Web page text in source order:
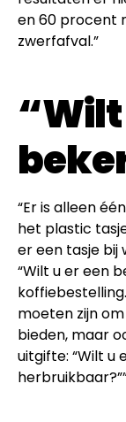
en 60 procent
zwerfafval.”
“Wilt
“Er is alleen
het plastic
er een tasje bij
“Wilt u er een
moeten zijn
bieden, maar
uitgifte: “Wilt u